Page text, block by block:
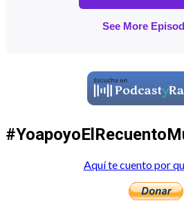
Aquí te cuento por